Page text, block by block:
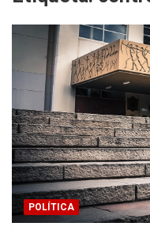
POLÍTICA